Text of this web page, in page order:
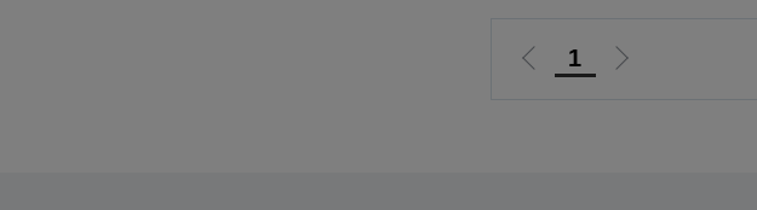
Gå 1
Gå